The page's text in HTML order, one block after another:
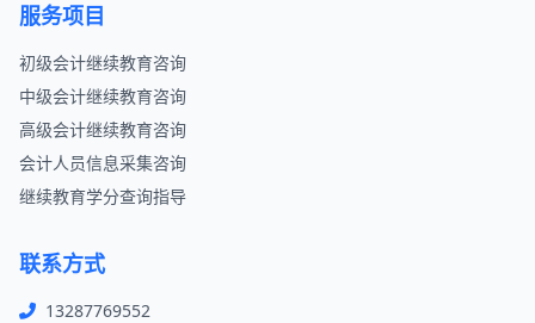
服务项目
初级会计继续教育咨询
中级会计继续教育咨询
高级会计继续教育咨询
会计人员信息采集咨询
继续教育学分查询指导
联系方式
13287769552